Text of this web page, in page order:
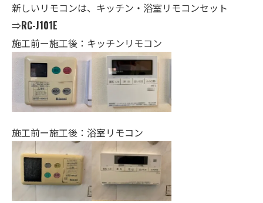
新しいリモコンは、キッチン・ 浴室リモコンセット
⇒RC-J101E
施工前ー施工後：キッチンリモコン
施工前ー施工後：浴室リモコン